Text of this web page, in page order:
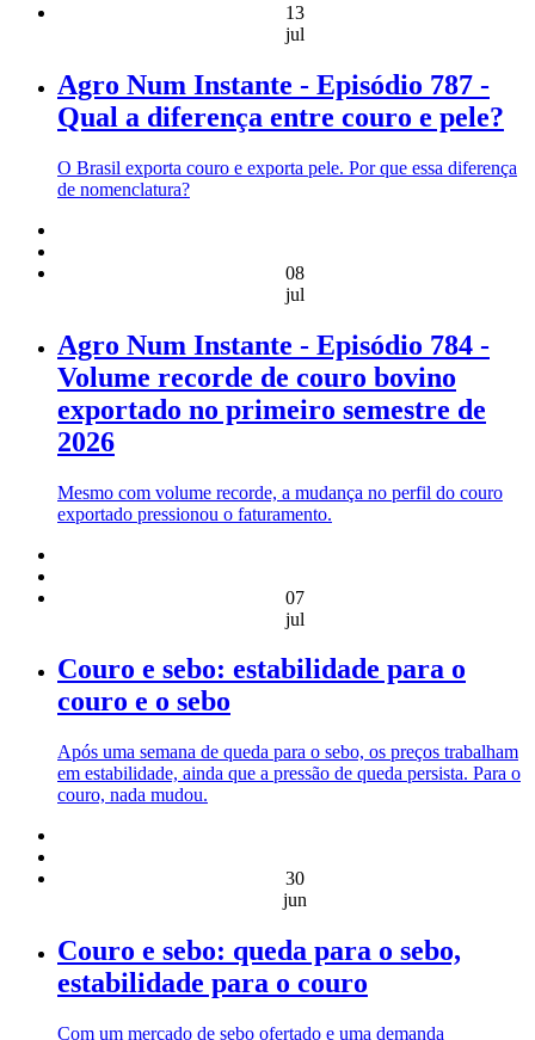
13
jul
Agro Num Instante - Episódio 787 -
Qual a diferença entre couro e pele?
O Brasil exporta couro e exporta pele. Por que essa diferença
de nomenclatura?
08
jul
Agro Num Instante - Episódio 784 -
Volume recorde de couro bovino
exportado no primeiro semestre de
2026
Mesmo com volume recorde, a mudança no perfil do couro
exportado pressionou o faturamento.
07
jul
Couro e sebo: estabilidade para o
couro e o sebo
Após uma semana de queda para o sebo, os preços trabalham
em estabilidade, ainda que a pressão de queda persista. Para o
couro, nada mudou.
30
jun
Couro e sebo: queda para o sebo,
estabilidade para o couro
Com um mercado de sebo ofertado e uma demanda